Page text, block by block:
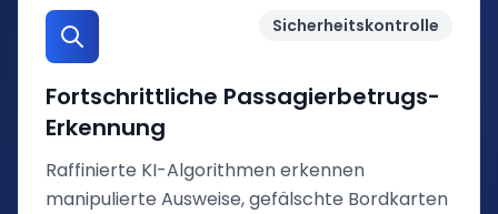
Sicherheitskontrolle
Fortschrittliche Passagierbetrugs-
Erkennung
Raffinierte KI-Algorithmen erkennen
manipulierte Ausweise, gefälschte Bordkarten